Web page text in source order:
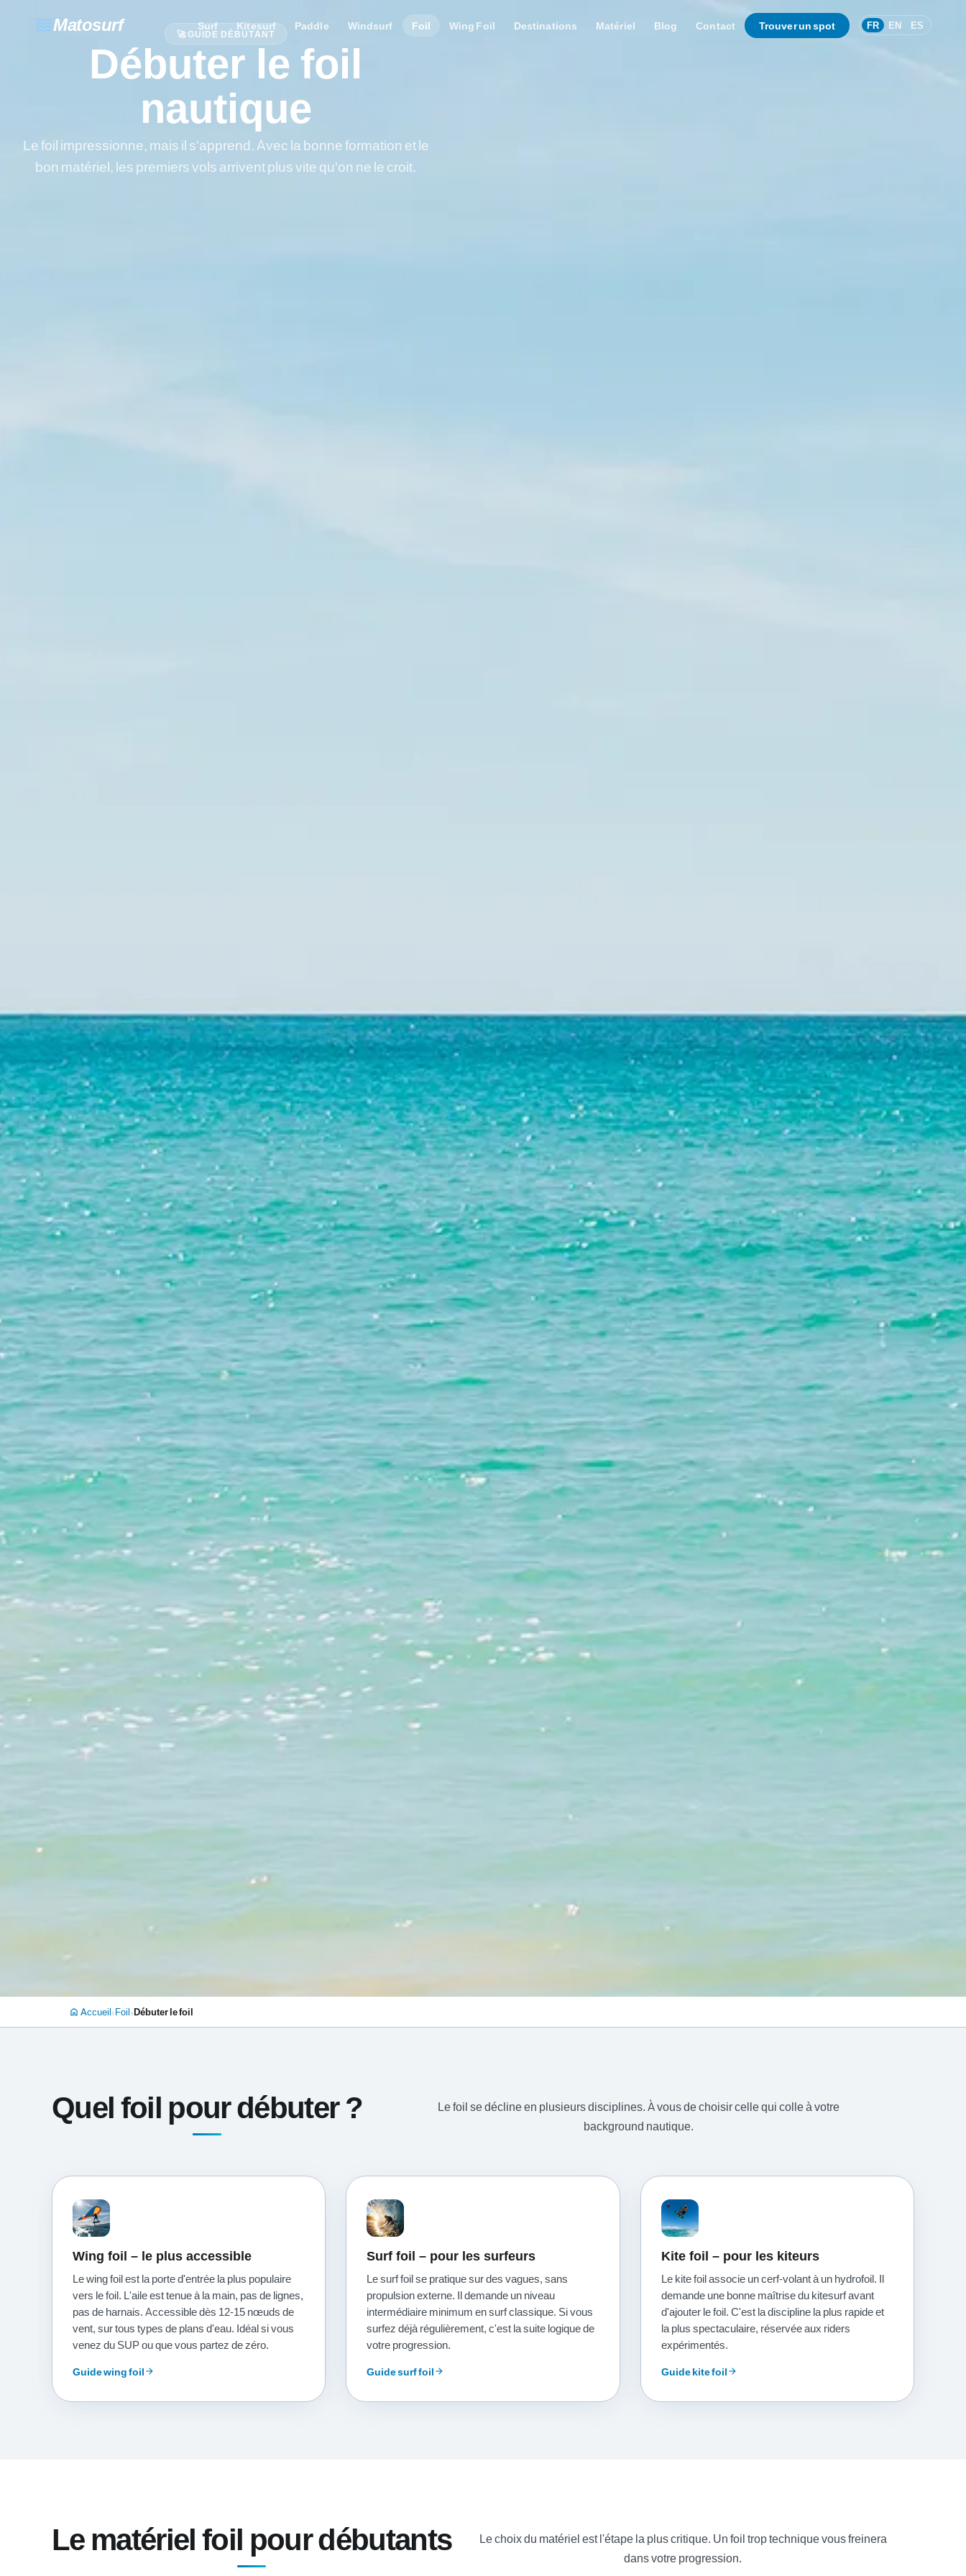
wavesMatosurf Surf Kitesurf Paddle Windsurf Foil Wing Foil Destinations Matériel Blog Contact Trouver un spot FR EN ES
🚀 GUIDE DÉBUTANT
Débuter le foil
nautique
Le foil impressionne, mais il s'apprend. Avec la bonne formation et le
bon matériel, les premiers vols arrivent plus vite qu'on ne le croit.
home Accueil›Foil›Débuter le foil
Quel foil pour débuter ?
Le foil se décline en plusieurs disciplines. À vous de choisir celle qui colle à votre
background nautique.
Wing foil – le plus accessible
Le wing foil est la porte d'entrée la plus populaire
vers le foil. L'aile est tenue à la main, pas de lignes,
pas de harnais. Accessible dès 12-15 nœuds de
vent, sur tous types de plans d'eau. Idéal si vous
venez du SUP ou que vous partez de zéro.
Guide wing foilarrow_forward
Surf foil – pour les surfeurs
Le surf foil se pratique sur des vagues, sans
propulsion externe. Il demande un niveau
intermédiaire minimum en surf classique. Si vous
surfez déjà régulièrement, c'est la suite logique de
votre progression.
Guide surf foilarrow_forward
Kite foil – pour les kiteurs
Le kite foil associe un cerf-volant à un hydrofoil. Il
demande une bonne maîtrise du kitesurf avant
d'ajouter le foil. C'est la discipline la plus rapide et
la plus spectaculaire, réservée aux riders
expérimentés.
Guide kite foilarrow_forward
Le matériel foil pour débutants
Le choix du matériel est l'étape la plus critique. Un foil trop technique vous freinera
dans votre progression.